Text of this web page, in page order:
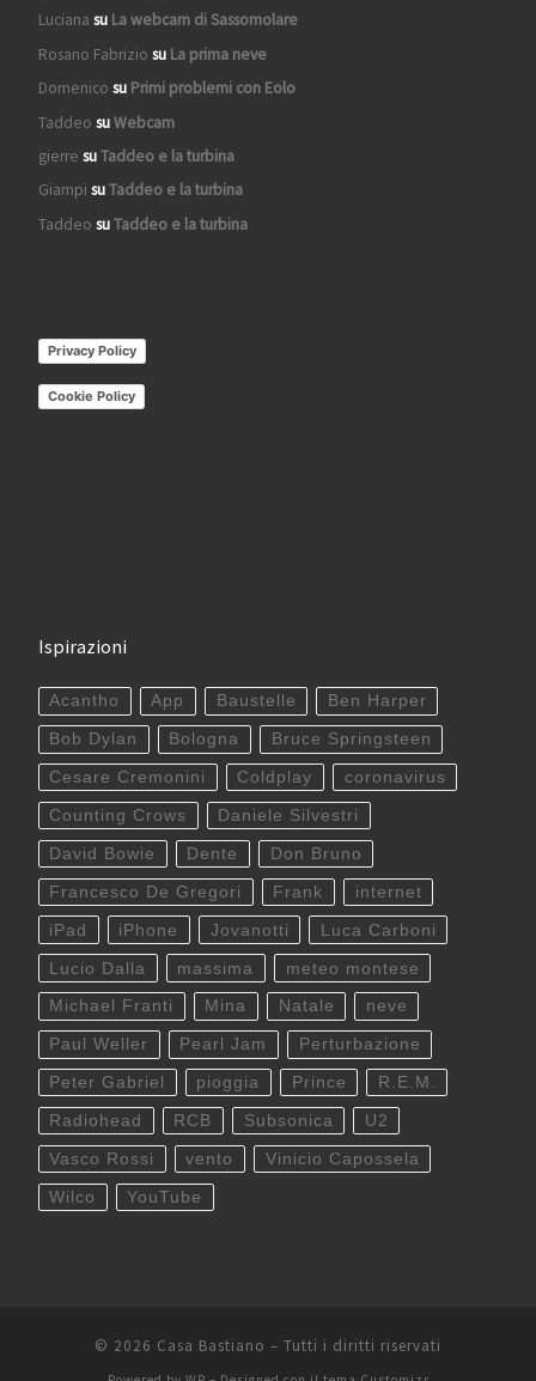
Luciana su La webcam di Sassomolare
Rosano Fabrizio su La prima neve
Domenico su Primi problemi con Eolo
Taddeo suWebcam
gierre suTaddeo e la turbina
Giampi suTaddeo e la turbina
Taddeo suTaddeo e la turbina
Privacy Policy
Cookie Policy
Ispirazioni
Acantho App Baustelle Ben Harper
Bob Dylan Bologna Bruce Springsteen
Cesare Cremonini Coldplay coronavirus
Counting Crows Daniele Silvestri
David Bowie Dente Don Bruno
Francesco De Gregori Frank internet
iPad iPhone Jovanotti Luca Carboni
Lucio Dalla massima meteo montese
Michael Franti Mina Natale neve
Paul Weller Pearl Jam Perturbazione
Peter Gabriel pioggia Prince R.E.M.
Radiohead RCB Subsonica U2
Vasco Rossi vento Vinicio Capossela
Wilco YouTube
© 2026 Casa Bastiano – Tutti i diritti riservati